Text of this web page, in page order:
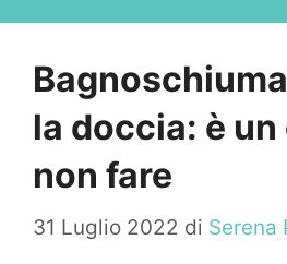
la doccia: è un
non fare
31 Luglio 2022 di Serena